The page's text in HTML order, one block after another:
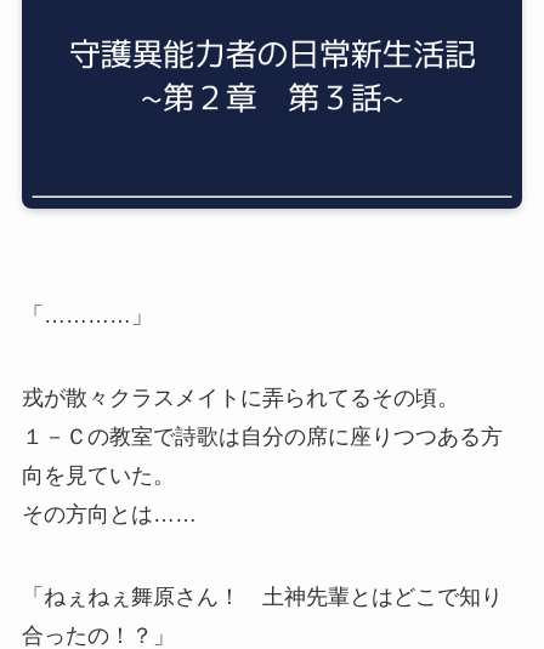
「…………」
戎が散々クラスメイトに弄られてるその頃。
１－Ｃの教室で詩歌は自分の席に座りつつある方
向を見ていた。
その方向とは……
「ねぇねぇ舞原さん！ 土神先輩とはどこで知り
合ったの！？」